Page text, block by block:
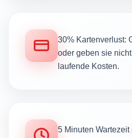
30% Kartenverlust:
oder geben sie
laufende Kosten.
5 Minuten Wartezeit